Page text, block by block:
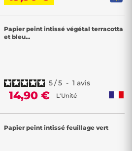
Papier peint intissé végétal terracotta
et bleu...
5/5 - 1 avis
14,90 € L'Unité
Papier peint intissé feuillage vert